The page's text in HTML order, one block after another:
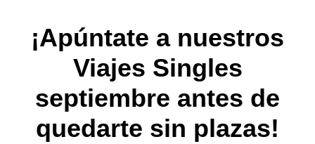
¡Apúntate a nuestros
Viajes Singles
septiembre antes de
quedarte sin plazas!